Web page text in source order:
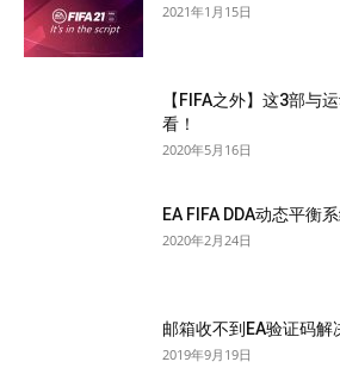
2021年1月15日
【FIFA之外】这3部与
看！
2020年5月16日
EA FIFA DDA动态平衡
2020年2月24日
邮箱收不到EA验证码解
2019年9月19日